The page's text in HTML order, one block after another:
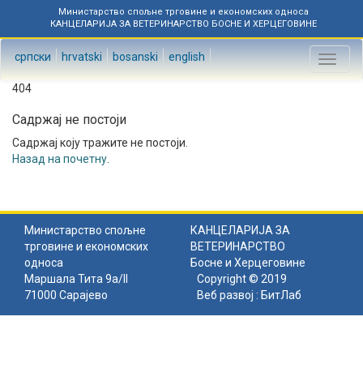
Министарство спољне трговине и економских односа
КАНЦЕЛАРИЈА ЗА ВЕТЕРИНАРСТВО БОСНЕ И ХЕРЦЕГОВИНЕ
српски hrvatski bosanski english
Toggle
404
Садржај не постоји
Садржај коју тражите не постоји.
Назад на почетну
Министарство спољне
трговине и економских
односа
КАНЦЕЛАРИЈА ЗА
ВЕТЕРИНАРСТВО
Босне и Херцеговине
Маршала Тита 9а/II
71000 Сарајево
Copyright © 2019
Веб развој : БитЛаб